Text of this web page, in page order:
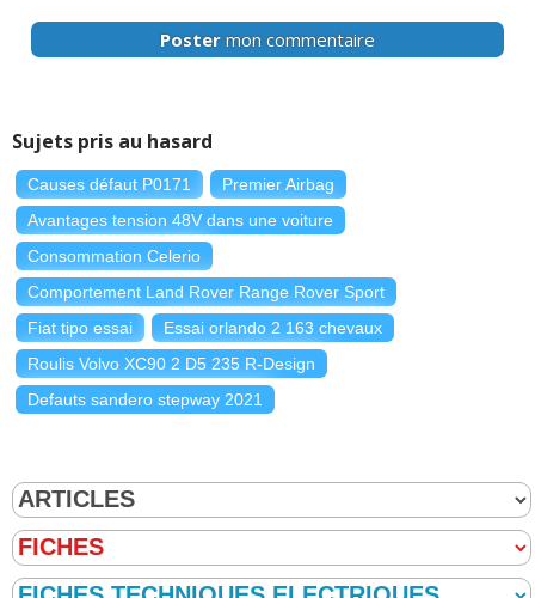
Poster mon commentaire
Sujets pris au hasard
Causes défaut P0171
Premier Airbag
Avantages tension 48V dans une voiture
Consommation Celerio
Comportement Land Rover Range Rover Sport
Fiat tipo essai
Essai orlando 2 163 chevaux
Roulis Volvo XC90 2 D5 235 R-Design
Defauts sandero stepway 2021